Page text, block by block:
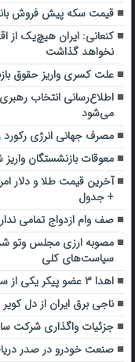
قیمت سکه پیش فروش بانک
کنعانی: ایران هیچ‌یک از
نخواهد گذاشت
علت کسری واریز حقوق
اطلاع‌رسانی انتخاب
می‌شود
مصرف جهانی انرژی رکورد
معوقات بازنشستگان
+ جدول
صف وام ازدواج تمامی
مصوبه ارزی مجلس وتو
سیاست‌های کلی
اهدا ۳ عضو پیکر یکی از سربازان شهید ارتش در جنگ تحمیلی اخیر
ناجی برق ایران از دل کویر
جزئیات واگذاری شرکت
صنعت خودرو در صدر